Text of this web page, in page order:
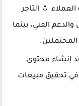
💧 التاجر
الفني، بينما
إنشاء محتوى
في تحقيق مبيعات